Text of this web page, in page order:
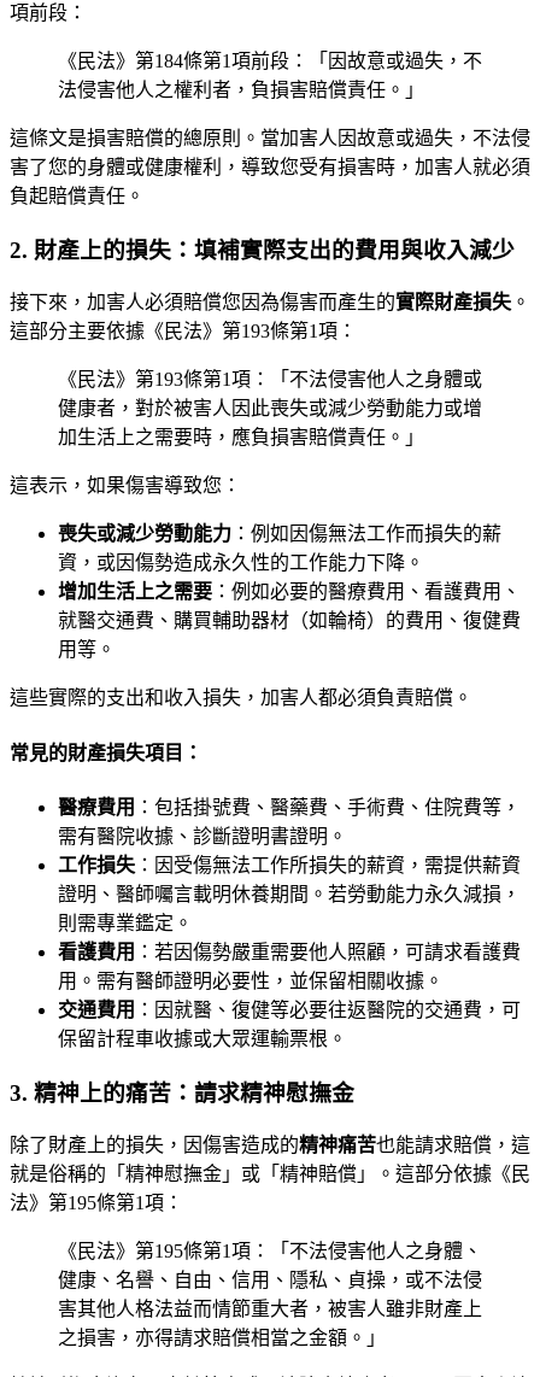
項前段：
《民法》第184條第1項前段：「因故意或過失，不
法侵害他人之權利者，負損害賠償責任。」
這條文是損害賠償的總原則。當加害人因故意或過失，不法侵
害了您的身體或健康權利，導致您受有損害時，加害人就必須
負起賠償責任。
2. 財產上的損失：填補實際支出的費用與收入減少
接下來，加害人必須賠償您因為傷害而產生的實際財產損失 。
這部分主要依據《民法》第193條第1項：
《民法》第193條第1項：「不法侵害他人之身體或
健康者，對於被害人因此喪失或減少勞動能力或增
加生活上之需要時，應負損害賠償責任。」
這表示，如果傷害導致您：
喪失或減少勞動能力 ：例如因傷無法工作而損失的薪
資，或因傷勢造成永久性的工作能力下降。
增加生活上之需要 ：例如必要的醫療費用、看護費用、
就醫交通費、購買輔助器材（如輪椅）的費用、復健費
用等。
這些實際的支出和收入損失，加害人都必須負責賠償。
常見的財產損失項目：
醫療費用 ：包括掛號費、醫藥費、手術費、住院費等，
需有醫院收據、診斷證明書證明。
工作損失 ：因受傷無法工作所損失的薪資，需提供薪資
證明、醫師囑言載明休養期間。若勞動能力永久減損，
則需專業鑑定。
看護費用 ：若因傷勢嚴重需要他人照顧，可請求看護費
用。需有醫師證明必要性，並保留相關收據。
交通費用 ：因就醫、復健等必要往返醫院的交通費，可
保留計程車收據或大眾運輸票根。
3. 精神上的痛苦：請求精神慰撫金
除了財產上的損失，因傷害造成的精神痛苦也能請求賠償，這
就是俗稱的「精神慰撫金」或「精神賠償」。這部分依據《民
法》第195條第1項：
《民法》第195條第1項：「不法侵害他人之身體、
健康、名譽、自由、信用、隱私、貞操，或不法侵
害其他人格法益而情節重大者，被害人雖非財產上
之損害，亦得請求賠償相當之金額。」